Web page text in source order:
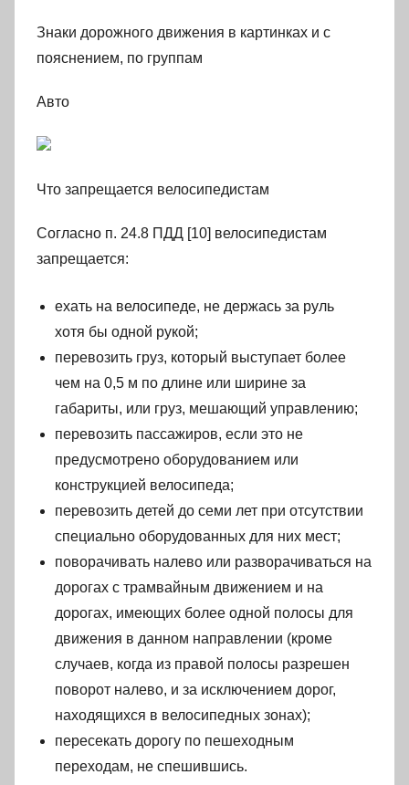
Знаки дорожного движения в картинках и с
пояснением, по группам
Авто
Что запрещается велосипедистам
Согласно п. 24.8 ПДД [10] велосипедистам
запрещается:
ехать на велосипеде, не держась за руль
хотя бы одной рукой;
перевозить груз, который выступает более
чем на 0,5 м по длине или ширине за
габариты, или груз, мешающий управлению;
перевозить пассажиров, если это не
предусмотрено оборудованием или
конструкцией велосипеда;
перевозить детей до семи лет при отсутствии
специально оборудованных для них мест;
поворачивать налево или разворачиваться на
дорогах с трамвайным движением и на
дорогах, имеющих более одной полосы для
движения в данном направлении (кроме
случаев, когда из правой полосы разрешен
поворот налево, и за исключением дорог,
находящихся в велосипедных зонах);
пересекать дорогу по пешеходным
переходам, не спешившись.